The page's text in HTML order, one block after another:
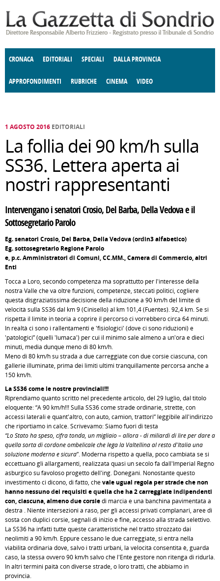
CRONACA EDITORIALI SPECIALI DALLA PROVINCIA
APPROFONDIMENTI
E SPETTACOLI POLITICA
RUBRICHE
DELLE IDEE FATTI DELLO SPIRITO
CINEMA VIDEO
1 AGOSTO 2016 EDITORIALI
La follia dei 90 km/h sulla
SS36. Lettera aperta ai
nostri rappresentanti
Intervengano i senatori Crosio, Del Barba, Della Vedova e il
Sottosegretario Parolo
Eg. senatori Crosio, Del Barba, Della Vedova (ordin3 alfabetico)
Eg. sottosegretario Regione Parolo
e, p.c. Amministratori di Comuni, CC.MM., Camera di Commercio, altri
Enti
Tocca a Loro, secondo competenza ma soprattutto per l'interesse della
nostra Valle che va oltre funzioni, competenze, steccati politici, cogliere
questa disgraziatissima decisione della riduzione a 90 km/h del limite di
velocità sulla SS36 dal km 9 (Cinisello) al km 101,4 (Fuentes). 92,4 km. Se si
rispetta il limite in teoria a coprire il percorso ci vorrebbero circa 64 minuti.
In realtà ci sono i rallentamenti e 'fisiologici' (dove ci sono riduzioni) e
'patologici” (quelli 'lumaca') per cui il minimo sale almeno a un'ora e dieci
minuti, media dunque meno di 80 km/h.
Meno di 80 km/h su strada a due carreggiate con due corsie ciascuna, con
gallerie illuminate, prima dei limiti ultimi tranquillamente percorsa anche a
150 km/h.
La SS36 come le nostre provinciali!!!
Riprendiamo quanto scritto nel precedente articolo, del 29 luglio, dal titolo
eloquente: “A 90 km/h!!! Sulla SS36 come strade ordinarie, strette, con
accessi laterali e quant'altro, con auto, camion, trattori” leggibile all'indirizzo
che riportiamo in calce. Scrivevamo: Siamo fuori di testa
“Lo Stato ha speso, cifra tonda, un migliaio – allora - di miliardi di lire per dare a
quella sorta di cordone ombelicale che lega la Valtellina al resto d'Italia una
soluzione moderna e sicura”. Moderna rispetto a quella, poco cambiata se si
eccettuano gli allargamenti, realizzata quasi un secolo fa dall'Imperial Regno
asburgico su favoloso progetto dell'ing. Donegani. Nonostante questo
investimento ci dicono, di fatto, chevale ugual regola per strade che non
hanno nessuno dei requisiti e quella che ha 2 carreggiate indipendenti
con, ciascuna, almeno due corsiedi marcia e una banchina pavimentata a
destra . Niente intersezioni a raso, per gli accessi privati complanari, aree di
sosta con duplici corsie, segnali di inizio e fine, accesso alla strada selettivo.
La SS36 ha infatti tutte queste caratteristiche nel tratto strozzato dai
neolimiti a 90 km/h. Eppure cessano le due carreggiate, si entra nella
viabilità ordinaria dove, salvo i tratti urbani, la velocità consentita è, guarda
caso, la stessa ovvero 90 km/h salvo che l'Ente gestore non ritenga di ridurla.
In altri termini paità con diverse strade, o loro tratti, che abbiamo in
provincia.